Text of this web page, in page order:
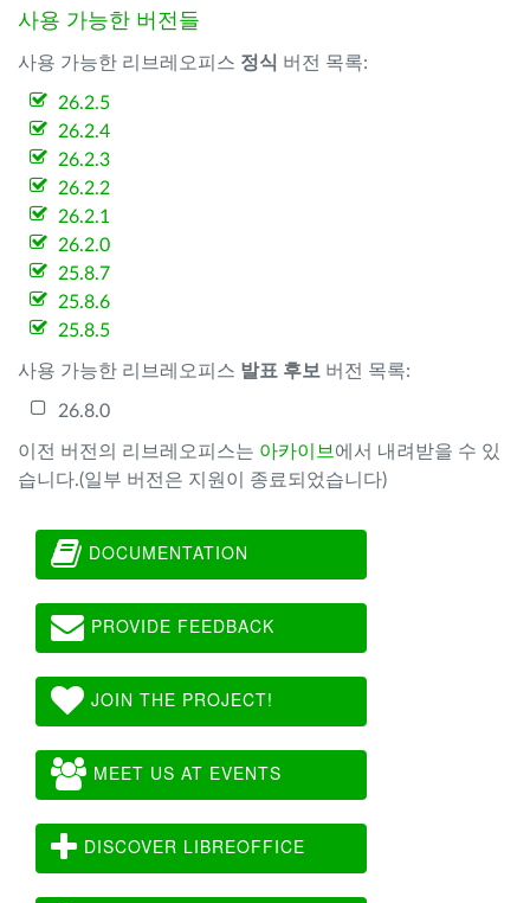
사용 가능한 버전들
사용 가능한 리브레오피스 정식 버전 목록:
26.2.5
26.2.4
26.2.3
26.2.2
26.2.1
26.2.0
25.8.7
25.8.6
25.8.5
사용 가능한 리브레오피스 발표 후보 버전 목록:
26.8.0
이전 버전의 리브레오피스는 아카이브 에서 내려받을 수 있
습니다.(일부 버전은 지원이 종료되었습니다)
DOCUMENTATION
PROVIDE FEEDBACK
JOIN THE PROJECT!
MEET US AT EVENTS
DISCOVER LIBREOFFICE